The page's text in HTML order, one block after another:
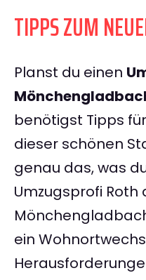
TIPPS ZUM
Planst du einen
benötigst Tipps
dieser schönen
genau das, was
Umzugsprofi Roth
ein